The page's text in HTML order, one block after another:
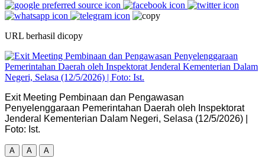
URL berhasil dicopy
Exit Meeting Pembinaan dan Pengawasan
Penyelenggaraan Pemerintahan Daerah oleh Inspektorat
Jenderal Kementerian Dalam Negeri, Selasa (12/5/2026) |
Foto: Ist.
A A A